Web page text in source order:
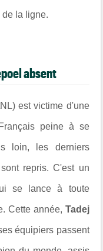
de la ligne.
absent
est victime d'une
peine à se
loin, les derniers
repris. C'est un
se lance à toute
Cette année, Tadej
équipiers passent